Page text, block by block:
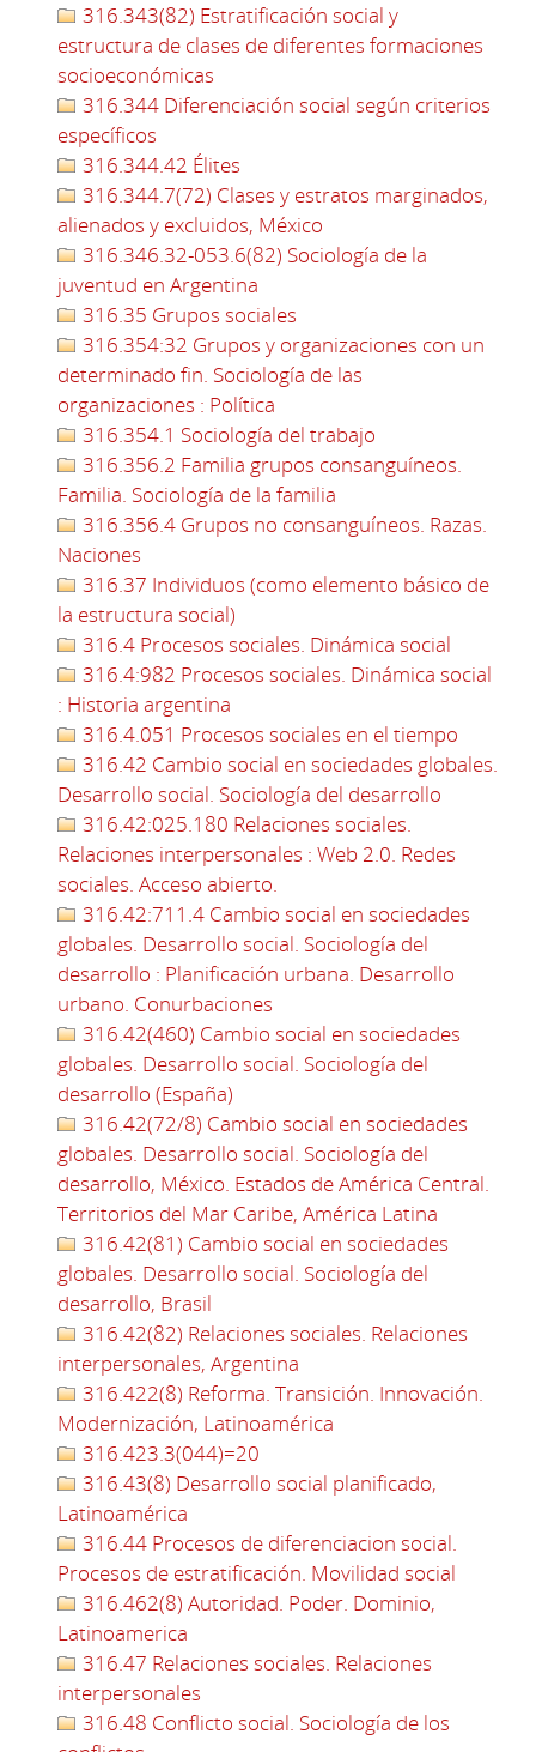
316.343(82) Estratificación social y
estructura de clases de diferentes formaciones
socioeconómicas
316.344 Diferenciación social según criterios
específicos
316.344.42 Élites
316.344.7(72) Clases y estratos marginados,
alienados y excluidos, México
316.346.32-053.6(82) Sociología de la
juventud en Argentina
316.35 Grupos sociales
316.354:32 Grupos y organizaciones con un
determinado fin. Sociología de las
organizaciones : Política
316.354.1 Sociología del trabajo
316.356.2 Familia grupos consanguíneos.
Familia. Sociología de la familia
316.356.4 Grupos no consanguíneos. Razas.
Naciones
316.37 Individuos (como elemento básico de
la estructura social)
316.4 Procesos sociales. Dinámica social
316.4:982 Procesos sociales. Dinámica social
: Historia argentina
316.4.051 Procesos sociales en el tiempo
316.42 Cambio social en sociedades globales.
Desarrollo social. Sociología del desarrollo
316.42:025.180 Relaciones sociales.
Relaciones interpersonales : Web 2.0. Redes
sociales. Acceso abierto.
316.42:711.4 Cambio social en sociedades
globales. Desarrollo social. Sociología del
desarrollo : Planificación urbana. Desarrollo
urbano. Conurbaciones
316.42(460) Cambio social en sociedades
globales. Desarrollo social. Sociología del
desarrollo (España)
316.42(72/8) Cambio social en sociedades
globales. Desarrollo social. Sociología del
desarrollo, México. Estados de América Central.
Territorios del Mar Caribe, América Latina
316.42(81) Cambio social en sociedades
globales. Desarrollo social. Sociología del
desarrollo, Brasil
316.42(82) Relaciones sociales. Relaciones
interpersonales, Argentina
316.422(8) Reforma. Transición. Innovación.
Modernización, Latinoamérica
316.423.3(044)=20
316.43(8) Desarrollo social planificado,
Latinoamérica
316.44 Procesos de diferenciacion social.
Procesos de estratificación. Movilidad social
316.462(8) Autoridad. Poder. Dominio,
Latinoamerica
316.47 Relaciones sociales. Relaciones
interpersonales
316.48 Conflicto social. Sociología de los